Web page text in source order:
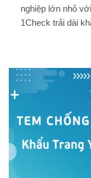
nghiệp lớn nhỏ
1Check trải dài